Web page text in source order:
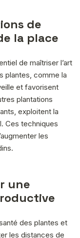
de
la place
de maîtriser l’art
plantes, comme la
et favorisent
plantations
exploitent la
Ces techniques
les
une
des plantes et
les distances de